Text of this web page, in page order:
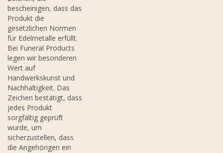
bescheinigen, dass das
Produkt die
gesetzlichen Normen
für Edelmetalle erfüllt.
Bei Funeral Products
legen wir besonderen
Wert auf
Handwerkskunst und
Nachhaltigkeit. Das
Zeichen bestätigt, dass
jedes Produkt
sorgfältig geprüft
wurde, um
sicherzustellen, dass
die Angehörigen ein